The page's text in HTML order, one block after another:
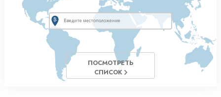
ПОСМОТРЕТЬ
СПИСОК